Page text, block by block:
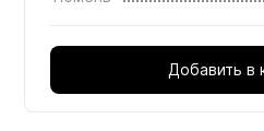
Добавить в